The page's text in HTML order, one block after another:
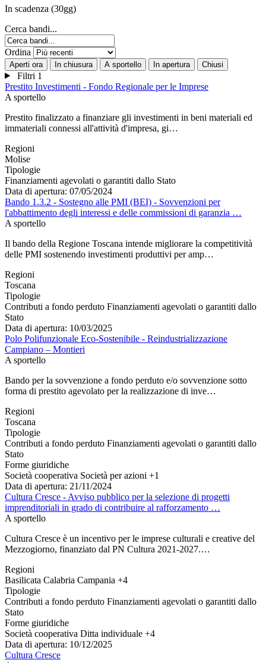
In scadenza (30gg)
Cerca bandi...
Ordina
Aperti ora In chiusura A sportello In apertura Chiusi
Filtri 1
Prestito Investimenti - Fondo Regionale per le Imprese
A sportello
Prestito finalizzato a finanziare gli investimenti in beni materiali ed
immateriali connessi all'attività d'impresa, gi…
Regioni
Molise
Tipologie
Finanziamenti agevolati o garantiti dallo Stato
Data di apertura: 07/05/2024
Bando 1.3.2 - Sostegno alle PMI (BEI) - Sovvenzioni per
l'abbattimento degli interessi e delle commissioni di garanzia …
A sportello
Il bando della Regione Toscana intende migliorare la competitività
delle PMI sostenendo investimenti produttivi per amp…
Regioni
Toscana
Tipologie
Contributi a fondo perduto Finanziamenti agevolati o garantiti dallo
Stato
Data di apertura: 10/03/2025
Polo Polifunzionale Eco-Sostenibile - Reindustrializzazione
Campiano – Montieri
A sportello
Bando per la sovvenzione a fondo perduto e/o sovvenzione sotto
forma di prestito agevolato per la realizzazione di inve…
Regioni
Toscana
Tipologie
Contributi a fondo perduto Finanziamenti agevolati o garantiti dallo
Stato
Forme giuridiche
Società cooperativa Società per azioni +1
Data di apertura: 21/11/2024
Cultura Cresce - Avviso pubblico per la selezione di progetti
imprenditoriali in grado di contribuire al rafforzamento …
A sportello
Cultura Cresce è un incentivo per le imprese culturali e creative del
Mezzogiorno, finanziato dal PN Cultura 2021-2027.…
Regioni
Basilicata Calabria Campania +4
Tipologie
Contributi a fondo perduto Finanziamenti agevolati o garantiti dallo
Stato
Forme giuridiche
Società cooperativa Ditta individuale +4
Data di apertura: 10/12/2025
Cultura Cresce